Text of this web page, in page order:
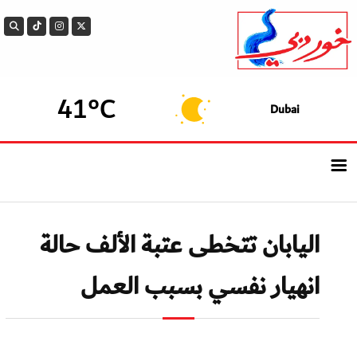
Dubai
41°C
الرئيسيــة
أحدث الأخبار
سوالف الدار
اليابان تتخطى عتبة الألف حالة
انهيار نفسي بسبب العمل